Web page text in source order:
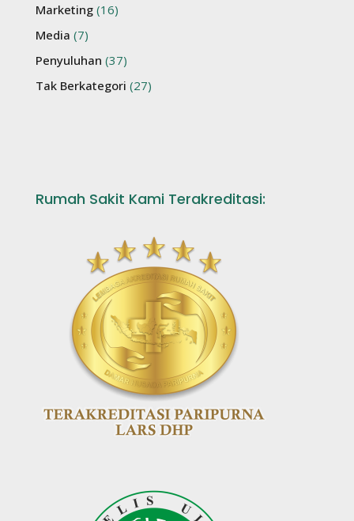
Marketing (16)
Media (7)
Penyuluhan (37)
Tak Berkategori (27)
Rumah Sakit Kami Terakreditasi: